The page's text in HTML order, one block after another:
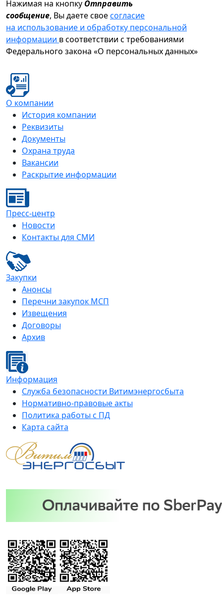
Нажимая на кнопку Отправить
сообщение, Вы даете своесогласие
на использование и обработку персональной
информации в соответствии с требованиями
Федерального закона «О персональных данных»
О компании
История компании
Реквизиты
Документы
Охрана труда
Вакансии
Раскрытие информации
Пресс-центр
Новости
Контакты для СМИ
Закупки
Анонсы
Перечни закупок МСП
Извещения
Договоры
Архив
Информация
Служба безопасности Витимэнергосбыта
Нормативно-правовые акты
Политика работы с ПД
Карта сайта